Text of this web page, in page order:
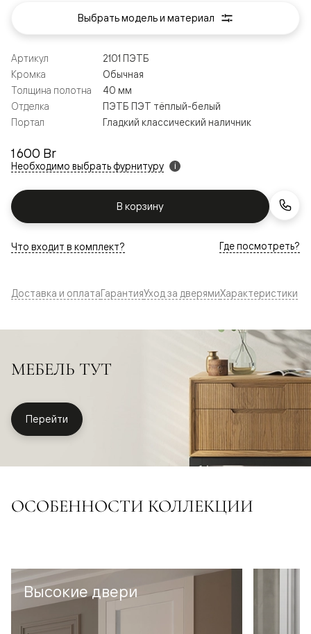
1 600 Br
Необходимо выбрать фурнитуру i
В корзину
Артикул
2101 ПЭТБ
Кромка
Обычная
Толщина полотна
40 мм
Отделка
ПЭТБ ПЭТ тёплый-белый
Портал
Гладкий классический наличник
Что входит в комплект? Где посмотреть?
Выбрать модель и материал
Доставка и оплатаГарантияУход за дверямиХарактеристики
МЕБЕЛЬ ТУТ
Перейти
ОСОБЕННОСТИ КОЛЛЕКЦИИ
Высокие двери